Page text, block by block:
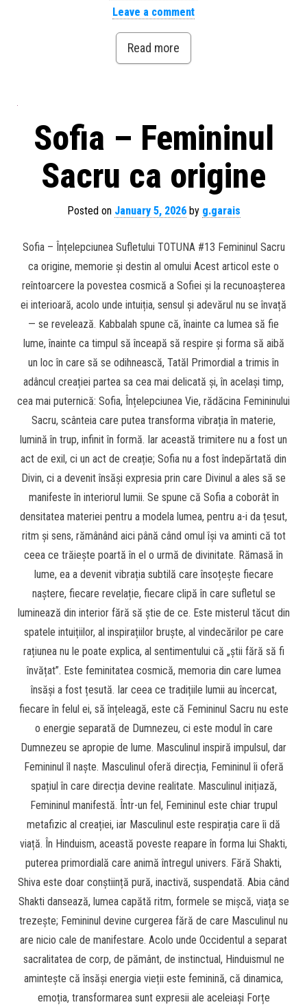
Leave a comment
Read more
Sofia – Femininul
Sacru ca origine
Posted on January 5, 2026by g.garais
Sofia – Înțelepciunea Sufletului TOTUNA #13 Femininul Sacru
ca origine, memorie și destin al omului Acest articol este o
reîntoarcere la povestea cosmică a Sofiei și la recunoașterea
ei interioară, acolo unde intuiția, sensul și adevărul nu se învață
— se revelează. Kabbalah spune că, înainte ca lumea să fie
lume, înainte ca timpul să înceapă să respire și forma să aibă
un loc în care să se odihnească, Tatăl Primordial a trimis în
adâncul creației partea sa cea mai delicată și, în același timp,
cea mai puternică: Sofia, Înțelepciunea Vie, rădăcina Femininului
Sacru, scânteia care putea transforma vibrația în materie,
lumină în trup, infinit în formă. Iar această trimitere nu a fost un
act de exil, ci un act de creație; Sofia nu a fost îndepărtată din
Divin, ci a devenit însăși expresia prin care Divinul a ales să se
manifeste în interiorul lumii. Se spune că Sofia a coborât în
densitatea materiei pentru a modela lumea, pentru a-i da țesut,
ritm și sens, rămânând aici până când omul își va aminti că tot
ceea ce trăiește poartă în el o urmă de divinitate. Rămasă în
lume, ea a devenit vibrația subtilă care însoțește fiecare
naștere, fiecare revelație, fiecare clipă în care sufletul se
luminează din interior fără să știe de ce. Este misterul tăcut din
spatele intuițiilor, al inspirațiilor bruște, al vindecărilor pe care
rațiunea nu le poate explica, al sentimentului că „știi fără să fi
învățat”. Este feminitatea cosmică, memoria din care lumea
însăși a fost țesută. Iar ceea ce tradițiile lumii au încercat,
fiecare în felul ei, să înțeleagă, este că Femininul Sacru nu este
o energie separată de Dumnezeu, ci este modul în care
Dumnezeu se apropie de lume. Masculinul inspiră impulsul, dar
Femininul îl naște. Masculinul oferă direcția, Femininul îi oferă
spațiul în care direcția devine realitate. Masculinul inițiază,
Femininul manifestă. Într-un fel, Femininul este chiar trupul
metafizic al creației, iar Masculinul este respirația care îi dă
viață. În Hinduism, această poveste reapare în forma lui Shakti,
puterea primordială care animă întregul univers. Fără Shakti,
Shiva este doar conștiință pură, inactivă, suspendată. Abia când
Shakti dansează, lumea capătă ritm, formele se mișcă, viața se
trezește; Femininul devine curgerea fără de care Masculinul nu
are nicio cale de manifestare. Acolo unde Occidentul a separat
sacralitatea de corp, de pământ, de instinctual, Hinduismul ne
amintește că însăși energia vieții este feminină, că dinamica,
emoția, transformarea sunt expresii ale aceleiași Forțe